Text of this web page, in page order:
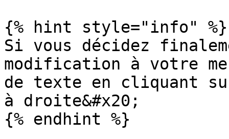
{% hint style="info" %}
Si vous décidez
modification à votre
de texte en cliquant
à droite&#x20;
{% endhint %}